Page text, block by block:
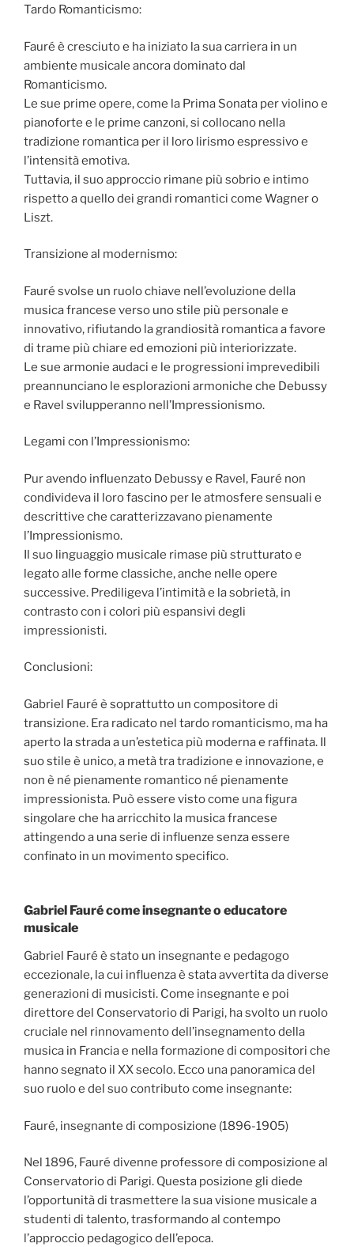
Tardo Romanticismo:
Fauré è cresciuto e ha iniziato la sua carriera in un
ambiente musicale ancora dominato dal
Romanticismo.
Le sue prime opere, come la Prima Sonata per violino e
pianoforte e le prime canzoni, si collocano nella
tradizione romantica per il loro lirismo espressivo e
l’intensità emotiva.
Tuttavia, il suo approccio rimane più sobrio e intimo
rispetto a quello dei grandi romantici come Wagner o
Liszt.
Transizione al modernismo:
Fauré svolse un ruolo chiave nell’evoluzione della
musica francese verso uno stile più personale e
innovativo, rifiutando la grandiosità romantica a favore
di trame più chiare ed emozioni più interiorizzate.
Le sue armonie audaci e le progressioni imprevedibili
preannunciano le esplorazioni armoniche che Debussy
e Ravel svilupperanno nell’Impressionismo.
Legami con l’Impressionismo:
Pur avendo influenzato Debussy e Ravel, Fauré non
condivideva il loro fascino per le atmosfere sensuali e
descrittive che caratterizzavano pienamente
l’Impressionismo.
Il suo linguaggio musicale rimase più strutturato e
legato alle forme classiche, anche nelle opere
successive. Prediligeva l’intimità e la sobrietà, in
contrasto con i colori più espansivi degli
impressionisti.
Conclusioni:
Gabriel Fauré è soprattutto un compositore di
transizione. Era radicato nel tardo romanticismo, ma ha
aperto la strada a un’estetica più moderna e raffinata. Il
suo stile è unico, a metà tra tradizione e innovazione, e
non è né pienamente romantico né pienamente
impressionista. Può essere visto come una figura
singolare che ha arricchito la musica francese
attingendo a una serie di influenze senza essere
confinato in un movimento specifico.
Gabriel Fauré come insegnante o educatore
musicale
Gabriel Fauré è stato un insegnante e pedagogo
eccezionale, la cui influenza è stata avvertita da diverse
generazioni di musicisti. Come insegnante e poi
direttore del Conservatorio di Parigi, ha svolto un ruolo
cruciale nel rinnovamento dell’insegnamento della
musica in Francia e nella formazione di compositori che
hanno segnato il XX secolo. Ecco una panoramica del
suo ruolo e del suo contributo come insegnante:
Fauré, insegnante di composizione (1896-1905)
Nel 1896, Fauré divenne professore di composizione al
Conservatorio di Parigi. Questa posizione gli diede
l’opportunità di trasmettere la sua visione musicale a
studenti di talento, trasformando al contempo
l’approccio pedagogico dell’epoca.